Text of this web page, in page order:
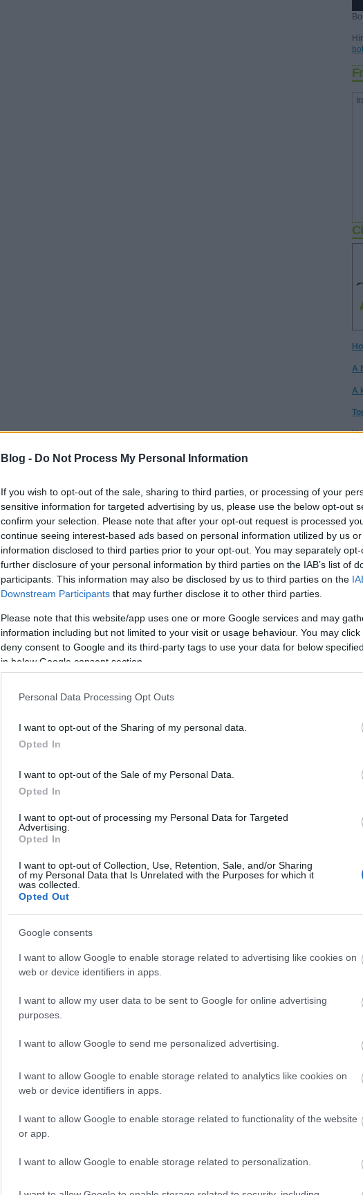
Blog - Do Not Process My Personal Information
If you wish to opt-out of the sale, sharing to third parties, or processing of your
sensitive information for targeted advertising by us, please use the below opt-out
confirm your selection. Please note that after your opt-out request is processed
continue seeing interest-based ads based on personal information utilized by us
information disclosed to third parties prior to your opt-out. You may separately
further disclosure of your personal information by third parties on the IAB’s list of
participants. This information may also be disclosed by us to third parties on the
Downstream Participants that may further disclose it to other third parties.
Please note that this website/app uses one or more Google services and may
information including but not limited to your visit or usage behaviour. You may
deny consent to Google and its third-party tags to use your data for below
in below Google consent section.
Personal Data Processing Opt Outs
I want to opt-out of the Sharing of my personal data.
Opted In
I want to opt-out of the Sale of my Personal Data.
Opted In
I want to opt-out of processing my Personal Data for Targeted
Advertising.
Opted In
I want to opt-out of Collection, Use, Retention, Sale, and/or Sharing
of my Personal Data that Is Unrelated with the Purposes for which it
was collected.
Opted Out
Google consents
I want to allow Google to enable storage related to advertising like cookies on
web or device identifiers in apps.
I want to allow my user data to be sent to Google for online advertising
purposes.
I want to allow Google to send me personalized advertising.
I want to allow Google to enable storage related to analytics like cookies on
web or device identifiers in apps.
I want to allow Google to enable storage related to functionality of the website
or app.
I want to allow Google to enable storage related to personalization.
A
A
Itt
a